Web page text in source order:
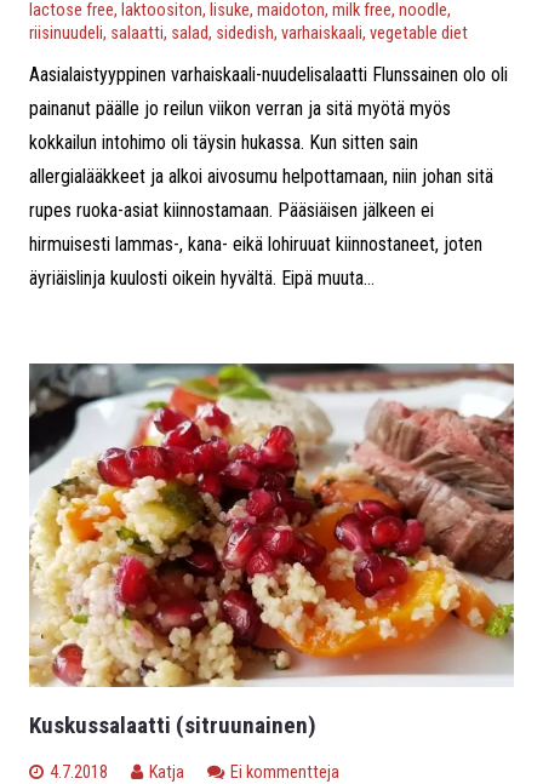
lactose free, laktoositon, lisuke, maidoton, milk free, noodle,
riisinuudeli, salaatti, salad, sidedish, varhaiskaali, vegetable diet
Aasialaistyyppinen varhaiskaali-nuudelisalaatti Flunssainen olo oli
painanut päälle jo reilun viikon verran ja sitä myötä myös
kokkailun intohimo oli täysin hukassa. Kun sitten sain
allergialääkkeet ja alkoi aivosumu helpottamaan, niin johan sitä
rupes ruoka-asiat kiinnostamaan. Pääsiäisen jälkeen ei
hirmuisesti lammas-, kana- eikä lohiruuat kiinnostaneet, joten
äyriäislinja kuulosti oikein hyvältä. Eipä muuta...
Kuskussalaatti (sitruunainen)
4.7.2018 Katja
Ei kommentteja